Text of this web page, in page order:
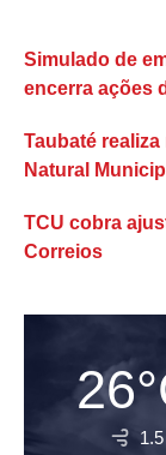
Simulado de
encerra ações
Taubaté
Natural
TCU cobra
Correios